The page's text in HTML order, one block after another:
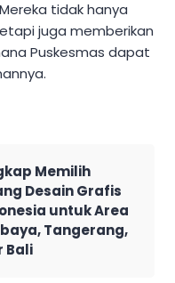
tidak hanya
juga memberikan
Puskesmas dapat
Memilih
Desain Grafis
untuk Area
Tangerang,
Bali